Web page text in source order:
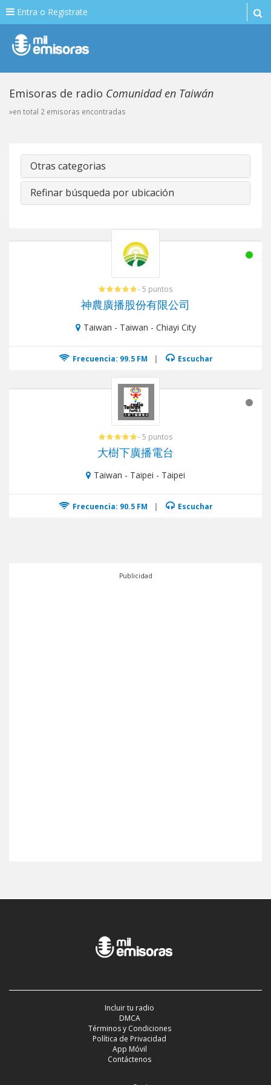
Entra o Registrate
Emisoras de radio Comunidad en Taiwán
»en total 2 emisoras encontradas
Otras categorias
Refinar búsqueda por ubicación
- 5 puntos
神農廣播股份有限公司
Taiwan - Taiwan - Chiayi City
Frecuencia: 99.5 FM | Escuchar
- 5 puntos
大樹下廣播電台
Taiwan - Taipei - Taipei
Frecuencia: 90.5 FM | Escuchar
Publicidad
Incluir tu radio
DMCA
Términos y Condiciones
Política de Privacidad
App Móvil
Contáctenos